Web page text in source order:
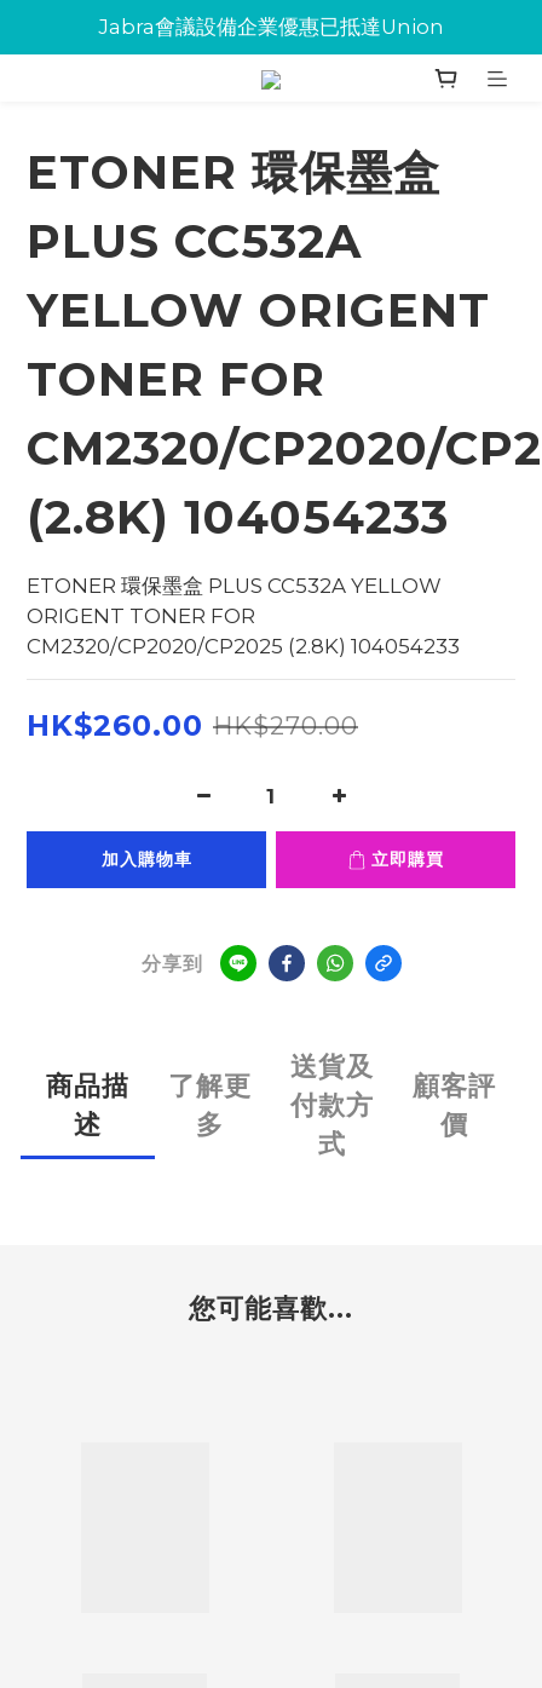
Jabra會議設備企業優惠已抵達Union
Jabra會議設備企業優惠已抵達Union
環保碳粉歡迎大量下單
ETONER 環保墨盒
PLUS CC532A
YELLOW ORIGENT
TONER FOR
CM2320/CP2020/
(2.8K) 104054233
ETONER 環保墨盒 PLUS CC532A YELLOW
ORIGENT TONER FOR
CM2320/CP2020/CP2025 (2.8K) 104054233
HK$260.00 HK$270.00
加入購物車 立即購買
分享到
商品描
述
了解更
多
送貨及
付款方
式
顧客評
價
您可能喜歡...